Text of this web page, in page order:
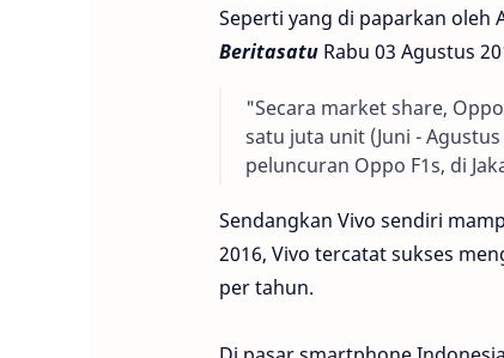
Seperti yang di paparkan oleh
BeritasatuRabu 03 Agustus
"Secara market share,
satu juta unit (Juni -
peluncuran Oppo F1s, di
Sendangkan Vivo sendiri
2016, Vivo tercatat sukses
per tahun.